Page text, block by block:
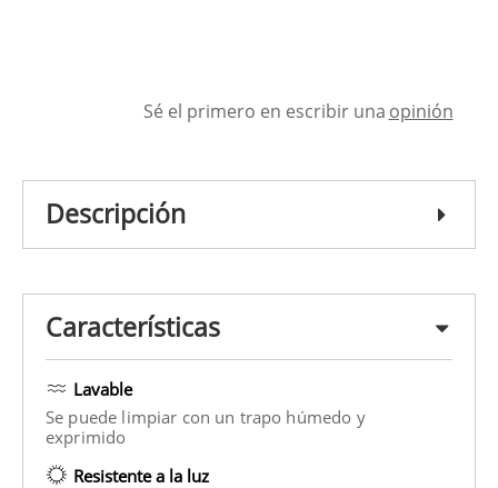
Sé el primero en escribir una opinión
Descripción
Características
Lavable
Se puede limpiar con un trapo húmedo y
exprimido
Resistente a la luz